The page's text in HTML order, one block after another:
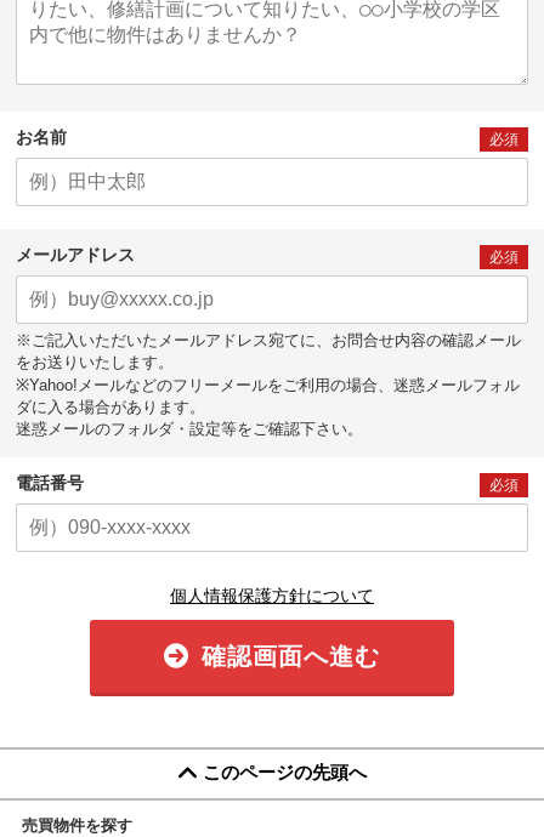
お名前 必須
メールアドレス 必須
※ご記入いただいたメールアドレス宛てに、お問合せ内容の確認メール
をお送りいたします。
※Yahoo!メールなどのフリーメールをご利用の場合、迷惑メールフォル
ダに入る場合があります。
迷惑メールのフォルダ・設定等をご確認下さい。
電話番号 必須
個人情報保護方針について
確認画面へ進む
このページの先頭へ
売買物件を探す